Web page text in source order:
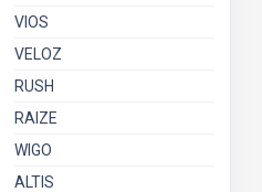
VIOS
VELOZ
RUSH
RAIZE
WIGO
ALTIS